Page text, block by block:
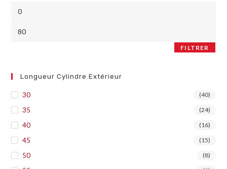
FILTRER
Longueur Cylindre Extérieur
30 (40)
35 (24)
40 (16)
45 (15)
50 (8)